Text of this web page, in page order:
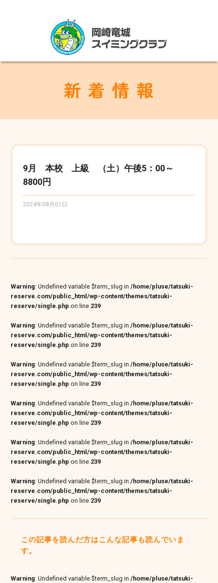
9月 本校 上級 （土）午後5：00～
8800円
2024年08月01日
Warning: Undefined variable $term_slug in/home/pluse/tatsuki-
reserve.com/public_html/wp-content/themes/tatsuki-
reserve/single.php on line 239
Warning: Undefined variable $term_slug in/home/pluse/tatsuki-
reserve.com/public_html/wp-content/themes/tatsuki-
reserve/single.php on line 239
Warning: Undefined variable $term_slug in/home/pluse/tatsuki-
reserve.com/public_html/wp-content/themes/tatsuki-
reserve/single.php on line 239
Warning: Undefined variable $term_slug in/home/pluse/tatsuki-
reserve.com/public_html/wp-content/themes/tatsuki-
reserve/single.php on line 239
Warning: Undefined variable $term_slug in/home/pluse/tatsuki-
reserve.com/public_html/wp-content/themes/tatsuki-
reserve/single.php on line 239
Warning: Undefined variable $term_slug in/home/pluse/tatsuki-
reserve.com/public_html/wp-content/themes/tatsuki-
reserve/single.php on line 239
この記事を読んだ方はこんな記事も読んでいま
す。
Warning: Undefined variable $term_slug in/home/pluse/tatsuki-